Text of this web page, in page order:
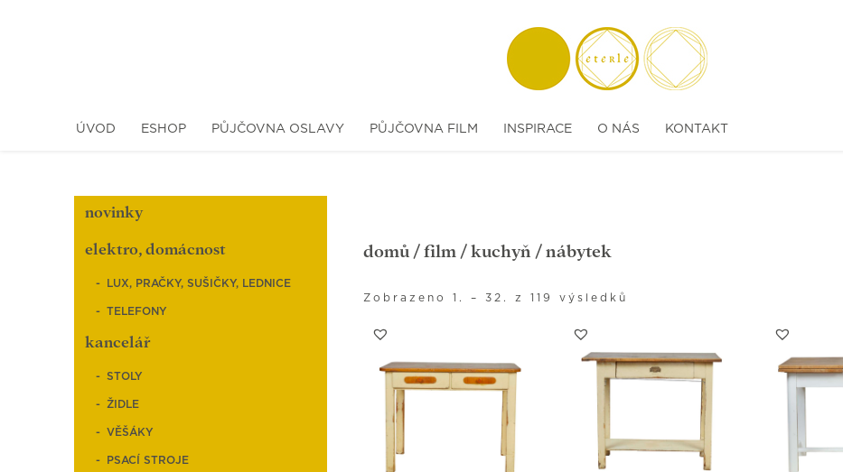
ÚVOD ESHOP PŮJČOVNA OSLAVY PŮJČOVNA FILM INSPIRACE O NÁS KONTAKT
novinky
elektro, domácnost
LUX, PRAČKY, SUŠIČKY, LEDNICE
TELEFONY
kancelář
STOLY
ŽIDLE
VĚŠÁKY
PSACÍ STROJE
domů / film / kuchyň / nábytek
Zobrazeno 1. – 32. z 119 výsledků